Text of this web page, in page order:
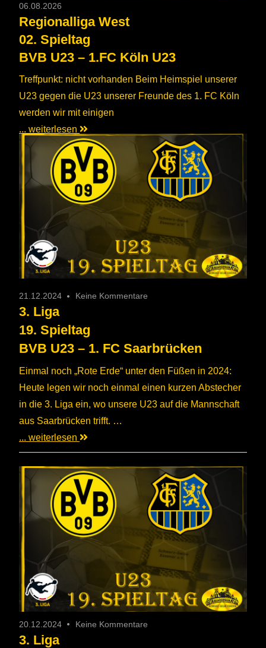
06.08.2026
Regionalliga West
02. Spieltag
BVB U23 – 1.FC Köln U23
Treffpunkt: nicht vorhanden Beim Heimspiel unserer
U23 gegen die U23 unserer Freunde des 1. FC Köln
werden wir mit einigen
... weiterlesen
21.12.2024 Keine Kommentare
3. Liga
19. Spieltag
BVB U23 – 1. FC Saarbrücken
Einmal noch „Rote Erde“ unter den Füßen in 2024:
Heute legen wir noch einmal einen kurzen Abstecher
in die 3. Liga ein, wo unsere U23 auf die Mannschaft
aus Saarbrücken trifft. …
... weiterlesen
20.12.2024 Keine Kommentare
3. Liga